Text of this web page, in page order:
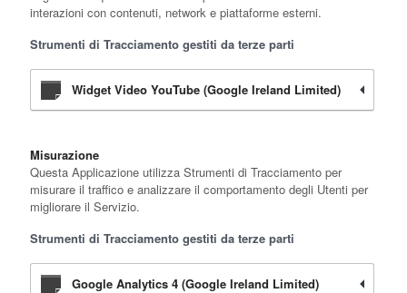
interazioni con contenuti, network e piattaforme esterni.
Strumenti di Tracciamento gestiti da terze parti
Widget Video YouTube (Google Ireland Limited)
Misurazione
Questa Applicazione utilizza Strumenti di Tracciamento per
misurare il traffico e analizzare il comportamento degli Utenti per
migliorare il Servizio.
Strumenti di Tracciamento gestiti da terze parti
Google Analytics 4 (Google Ireland Limited)